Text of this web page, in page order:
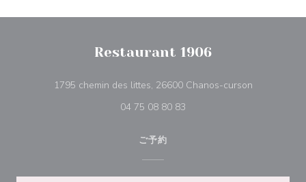
Restaurant 1906
1795 chemin des littes, 26600 Chanos-curson((新しいウ
04 75 08 80 83
ご予約